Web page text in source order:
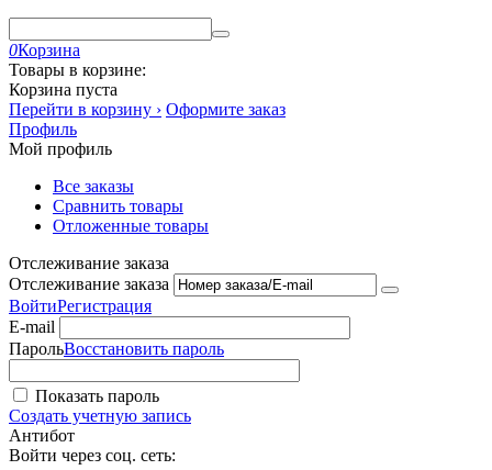
0Корзина
Товары в корзине:
Корзина пуста
Перейти в корзину › Оформите заказ
Профиль
Мой профиль
Все заказы
Сравнить товары
Отложенные товары
Отслеживание заказа
Отслеживание заказа
ВойтиРегистрация
E-mail
ПарольВосстановить пароль
Показать пароль
Создать учетную запись
Антибот
Войти через соц. сеть: